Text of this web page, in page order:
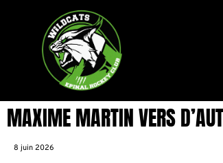
MAXIME MARTIN VERS
8 juin 2026